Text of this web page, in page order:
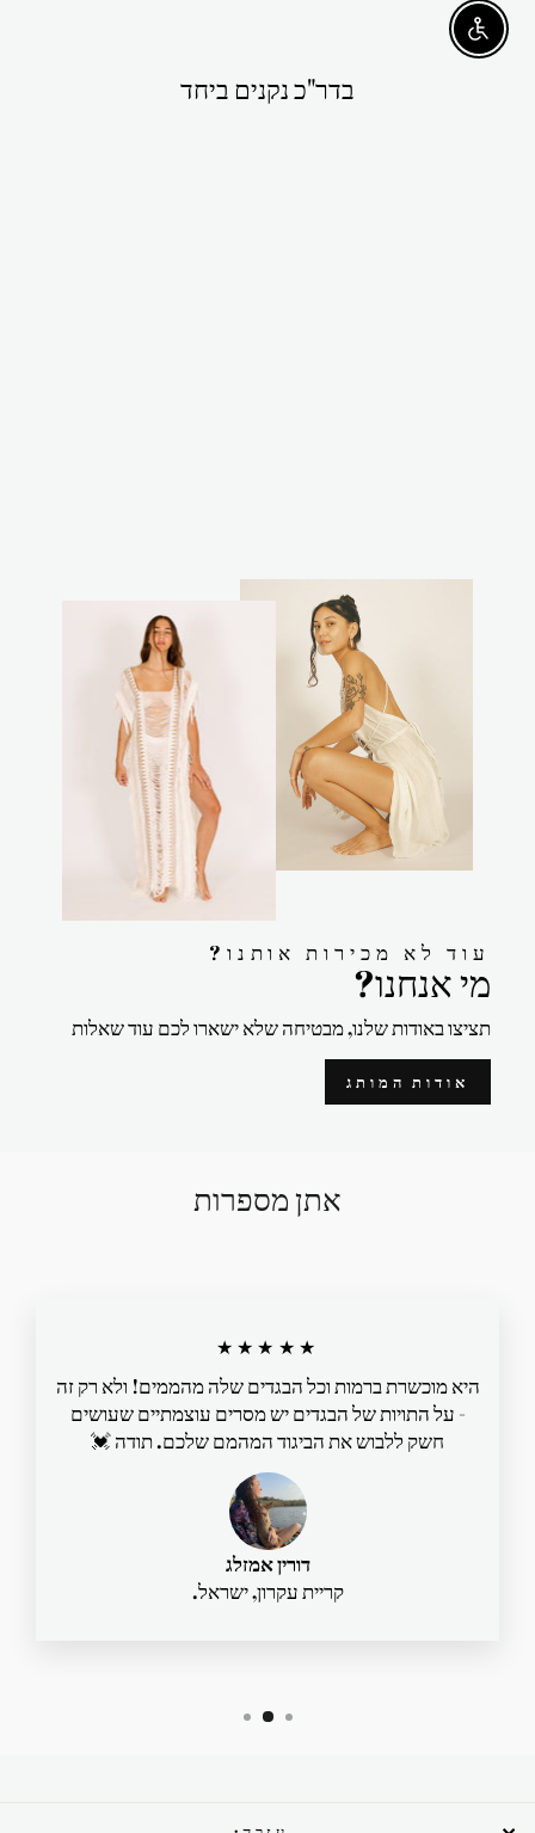
בדר"כ נקנים ביחד
?עוד לא מכירות אותנו
?מי אנחנו
תציצו באודות שלנו, מבטיחה שלא ישארו לכם עוד שאלות
אודות המותג
אתן מספרות
★★★★★
היא מוכשרת ברמות וכל הבגדים שלה מהממים! ולא רק זה
- על התויות של הבגדים יש מסרים עוצמתיים שעושים
חשק ללבוש את הביגוד המהמם שלכם. תודה 💓
דורין אמזלג
קריית עקרון, ישראל.
Enable accessibility